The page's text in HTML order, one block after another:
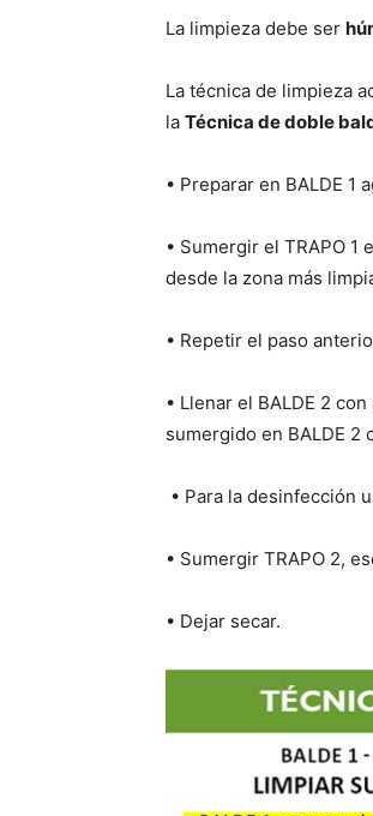
La limpieza debe ser
La técnica de limpieza
la Técnica de doble
• Preparar en BALDE 1
• Sumergir el TRAPO
desde la zona más
• Repetir el paso
• Llenar el BALDE 2
sumergido en BALDE 2
• Para la desinfección
• Sumergir TRAPO 2,
• Dejar secar.